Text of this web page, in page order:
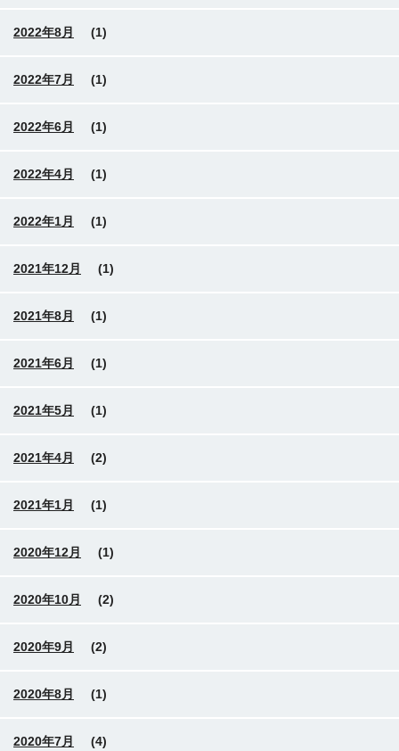
2022年8月 (1)
2022年7月 (1)
2022年6月 (1)
2022年4月 (1)
2022年1月 (1)
2021年12月 (1)
2021年8月 (1)
2021年6月 (1)
2021年5月 (1)
2021年4月 (2)
2021年1月 (1)
2020年12月 (1)
2020年10月 (2)
2020年9月 (2)
2020年8月 (1)
2020年7月 (4)